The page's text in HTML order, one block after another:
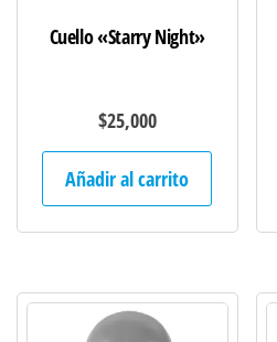
Cuello «Starry Night»
$25,000
Añadir al carrito